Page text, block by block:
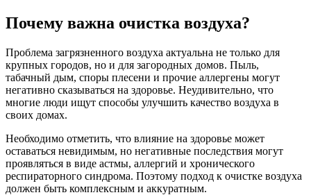
Почему важна очистка воздуха?
Проблема загрязненного воздуха актуальна не только для
крупных городов, но и для загородных домов. Пыль,
табачный дым, споры плесени и прочие аллергены могут
негативно сказываться на здоровье. Неудивительно, что
многие люди ищут способы улучшить качество воздуха в
своих домах.
Необходимо отметить, что влияние на здоровье может
оставаться невидимым, но негативные последствия могут
проявляться в виде астмы, аллергий и хронического
респираторного синдрома. Поэтому подход к очистке воздуха
должен быть комплексным и аккуратным.